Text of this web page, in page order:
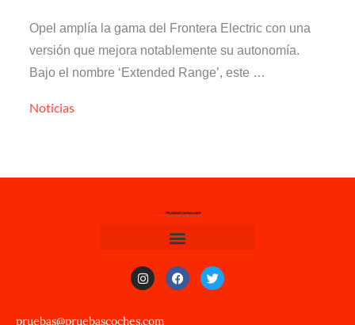
Opel amplía la gama del Frontera Electric con una
versión que mejora notablemente su autonomía.
Bajo el nombre ‘Extended Range’, este …
Noticias
pruebas@pruebascoches.com